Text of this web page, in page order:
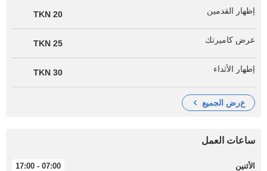
إظهار القدمين 20 TKN
عرض كاميرتك 25 TKN
إطهار الأثداء 30 TKN
عرض الجميع
ساعات العمل
الأثنين 07:00 - 17:00